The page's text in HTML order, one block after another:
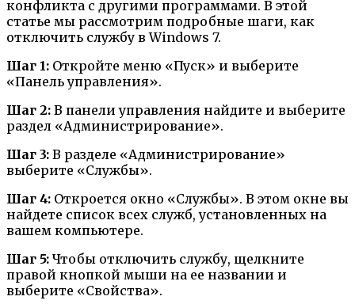
конфликта с другими программами. В этой
статье мы рассмотрим подробные шаги, как
отключить службу в Windows 7.
Шаг 1: Откройте меню «Пуск» и выберите
«Панель управления».
Шаг 2: В панели управления найдите и выберите
раздел «Администрирование».
Шаг 3: В разделе «Администрирование»
выберите «Службы».
Шаг 4: Откроется окно «Службы». В этом окне вы
найдете список всех служб, установленных на
вашем компьютере.
Шаг 5: Чтобы отключить службу, щелкните
правой кнопкой мыши на ее названии и
выберите «Свойства».